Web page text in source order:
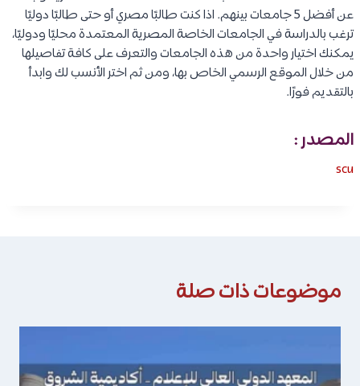
عن أفضل 5 جامعات بينهم. اذا كنت طالبًا مصري أو حتى طالبًا دوليًا
ترغب بالدراسة في الجامعات الخاصة المصرية المعتمدة محليًا ودوليًا،
يمكنك اختيار واحدة من هذه الجامعات والتعرف على كافة تفاصيلها
من خلال الموقع الرسمي الخاص بها، ومن ثم اختر الأنسب لك وابدأ
بالتقديم فورًا.
المصدر :
scu
موضوعات ذات صلة